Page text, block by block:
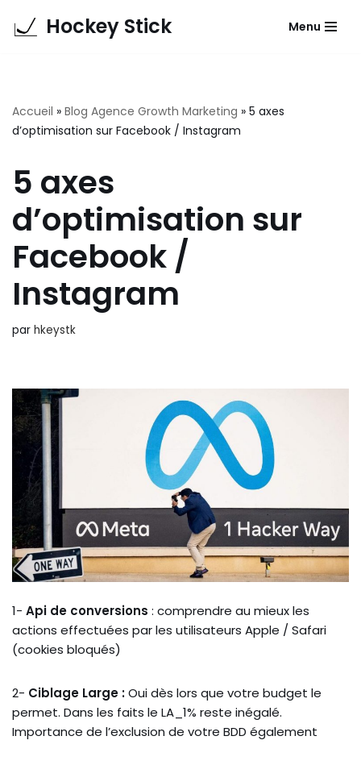
Hockey Stick Menu
Accueil » Blog Agence Growth Marketing » 5 axes
d’optimisation sur Facebook / Instagram
5 axes
d’optimisation sur
Facebook /
Instagram
par hkeystk
1- Api de conversions : comprendre au mieux les
actions effectuées par les utilisateurs Apple / Safari
(cookies bloqués)
2- Ciblage Large :Oui dès lors que votre budget le
permet. Dans les faits le LA_1% reste inégalé.
Importance de l’exclusion de votre BDD également